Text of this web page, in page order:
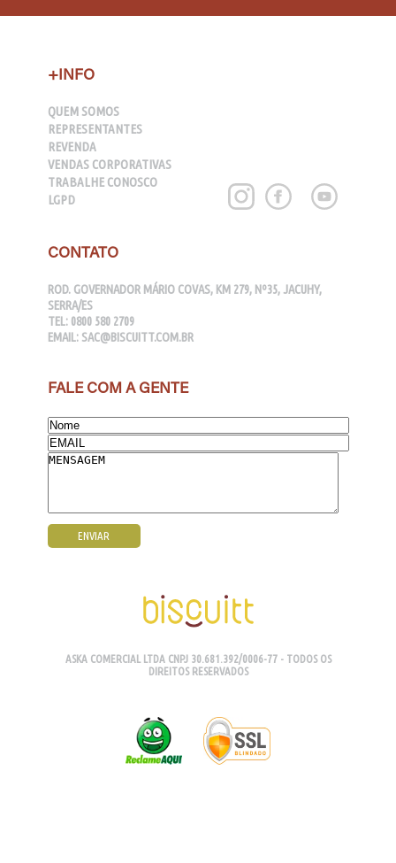
+INFO
QUEM SOMOS
REPRESENTANTES
REVENDA
VENDAS CORPORATIVAS
TRABALHE CONOSCO
LGPD
CONTATO
ROD. GOVERNADOR MÁRIO COVAS, KM 279, Nº35, JACUHY,
SERRA/ES
TEL: 0800 580 2709
EMAIL: SAC@BISCUITT.COM.BR
FALE COM A GENTE
ASKA COMERCIAL LTDA CNPJ 30.681.392/0006-77 - TODOS OS
DIREITOS RESERVADOS